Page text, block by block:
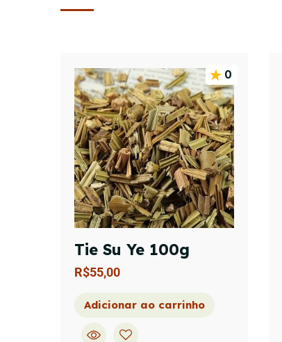
0
Tie Su Ye 100g
R$55,00
Adicionar ao carrinho